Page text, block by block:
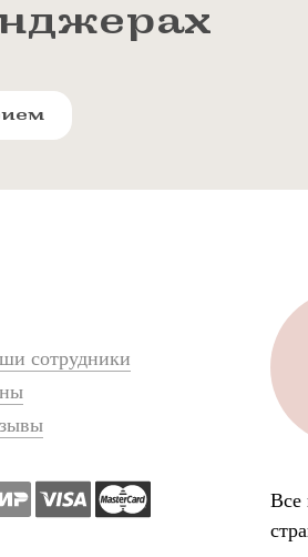
сотрудники
Все